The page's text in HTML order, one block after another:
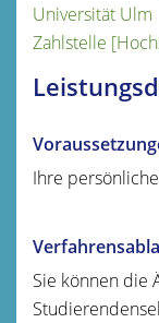
Universität Ulm
Zahlstelle
Ihre
Sie können die